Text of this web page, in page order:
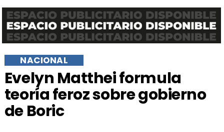
Evelyn Matthei formula
teoría feroz sobre gobierno
de Boric
NACIONAL